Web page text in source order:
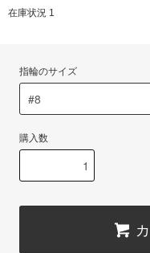
在庫状況 1
指輪のサイズ
購入数